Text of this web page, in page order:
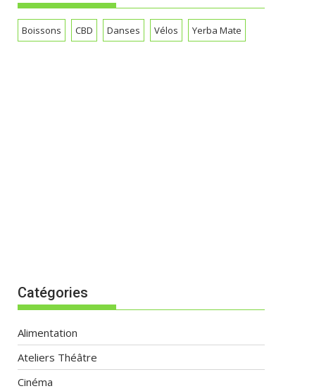
Boissons CBD Danses Vélos Yerba Mate
Catégories
Alimentation
Ateliers Théâtre
Cinéma